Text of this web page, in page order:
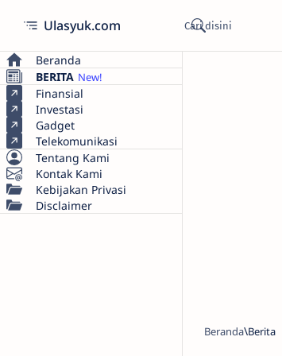
Ulasyuk.com
Beranda
BERITA
Finansial
Investasi
Gadget
Telekomunikasi
Tentang Kami
Kontak Kami
Kebijakan Privasi
Disclaimer
Beranda Berita